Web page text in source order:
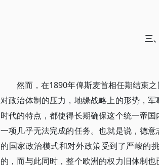
三
然而，在1890年俾斯麦首相任期结束
对政治体制的压力，地缘战略上的形势，
时代的特点，都使得长期确保这个统一帝
一项几乎无法完成的任务。也就是说，德
的国家政治模式和对外政策受到了严峻的
的，而与此同时，整个欧洲的权力旧体制